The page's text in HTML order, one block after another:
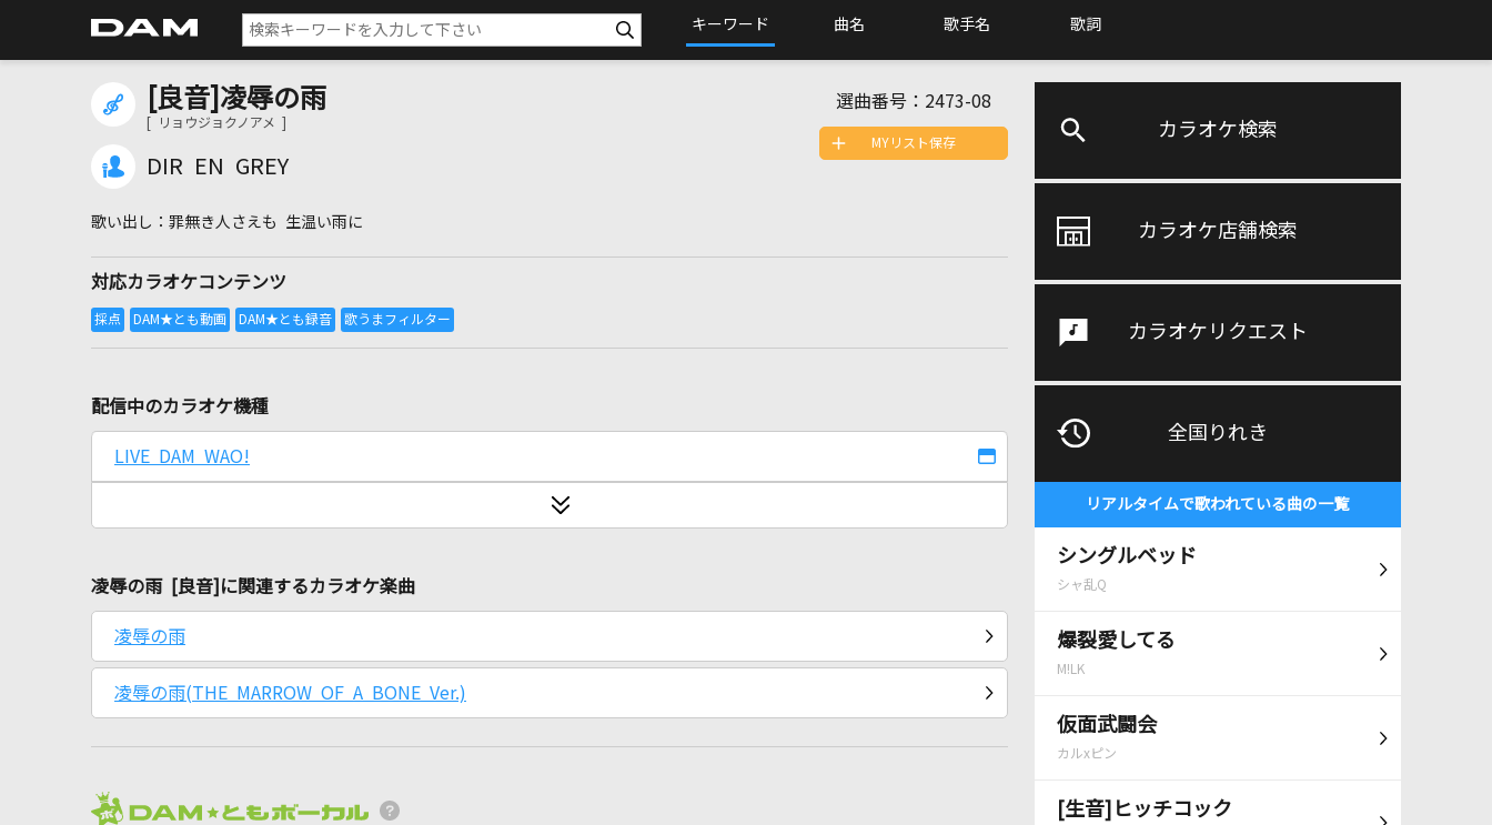
キーワード 曲名 歌手名 歌詞
カラオケ検索
カラオケ店舗検索
カラオケリクエスト
全国りれき
リアルタイムで歌われている曲の一覧
シングルベッド
シャ乱Q
爆裂愛してる
M!LK
仮面武闘会
カルxピン
[生音]ヒッチコック
[良音]凌辱の雨
[ リョウジョクノアメ ]
DIR EN GREY
選曲番号： 2473-08
罪無き人さえも 生温い雨に
対応カラオケコンテンツ
MYリスト保存
配信中のカラオケ機種
LIVE DAM WAO!
凌辱の雨 [良音]に関連するカラオケ楽曲
凌辱の雨
凌辱の雨(THE MARROW OF A BONE Ver.)